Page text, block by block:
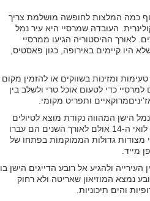
כמה המלצות לחופשה מושלמת צריך
העובדה שמרסיי היא עיר נמל
לאורך ההיסטוריה הגיעו ממרסיי
היו קיימים באירופה, כגון פאסטיס,
ומזינות בשווקים או להזמין מקום
למרסיי כדי לטעום אוכל טרי ולשלב בין
ותפריט מקומי.
הישן המהווה נקודת מוצא לטיולים
רגליים. רציפי הנמל נבנו כבר על ידי לואי ה-14 אולם לאורך השנים הם עברו
מצודות גדולות הממוקמות בפתחו של
מייד.
ולהגיע אל רובע הדייגים הישן בו
נמצא המוזיאון שאריטה ולא רחוק
והים תיכוניות.